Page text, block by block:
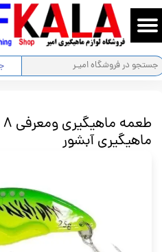
حساب کاربری من
تغییر گذر واژه
خروج از حساب کاربری
ماهیگیری آبشور